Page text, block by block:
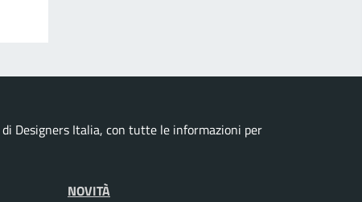
Designers Italia, con tutte le informazioni per
NOVITÀ